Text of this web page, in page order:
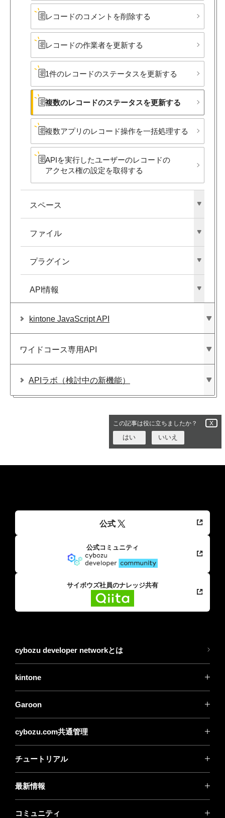
レコードの​コメントを​削除する
レコードの​作業者を​更新する
1件の​レコードの​ステータスを​更新する
複数の​レコードの​ステータスを​更新する
複数アプリの​レコード操作を​一括処理する
APIを​実行した​ユーザーの​レコードの​
アクセス権の​設定を​取得する
スペース
ファイル
プラグイン
API情報
kintone JavaScript API
ワイドコース専用API
APIラボ​（検討中の​新機能）
この記事は役に立ちましたか？ X
はい いいえ
公式
公式コミュニティ
サイボウズ社員のナレッジ共有
cybozu developer networkとは
kintone
Garoon
cybozu.com共通管理
チュートリアル
最新情報
コミュニティ